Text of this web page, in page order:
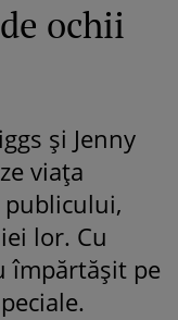
ochii
și Jenny
viața
publicului,
lor. Cu
împărtășit pe